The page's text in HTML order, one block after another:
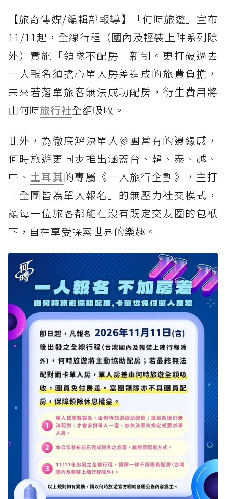
【旅奇傳媒/編輯部報導】「何時旅遊」宣布
11/11起，全線行程（國內及輕裝上陣系列除
外）實施「領隊不配房」新制。更打破過去
一人報名須擔心單人房差造成的旅費負擔，
未來若落單旅客無法成功配房，衍生費用將
由何時旅行社全額吸收。
此外，為徹底解決單人參團常有的邊緣感，
何時旅遊更同步推出涵蓋台、韓、泰、越、
中、 土耳其的專屬《一人旅行企劃》，主打
「全團皆為單人報名」的無壓力社交模式，
讓每一位旅客都能在沒有既定交友圈的包袱
下，自在享受探索世界的樂趣。